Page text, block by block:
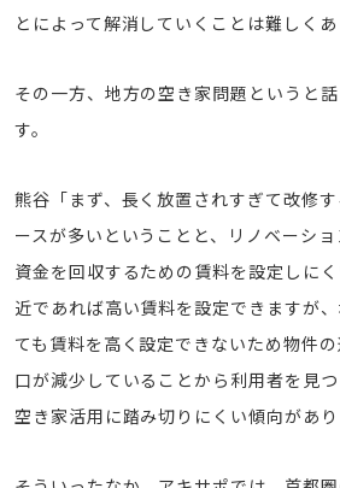
とによって解消していくことは難しくあ
その一方、地方の空き家問題というと
す。
熊谷「まず、長く放置されすぎて改修
ースが多いということと、リノベーシ
資金を回収するための賃料を設定しに
近であれば高い賃料を設定できますが
ても賃料を高く設定できないため物件
口が減少していることから利用者を見つ
空き家活用に踏み切りにくい傾向があり